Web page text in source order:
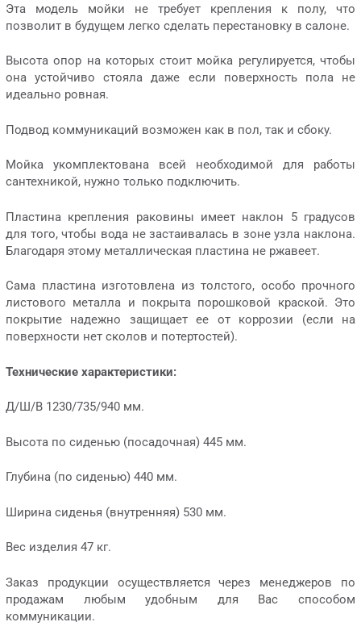
Эта модель мойки не требует крепления к полу, что
позволит в будущем легко сделать перестановку в салоне.
Высота опор на которых стоит мойка регулируется, чтобы
она устойчиво стояла даже если поверхность пола не
идеально ровная.
Подвод коммуникаций возможен как в пол, так и сбоку.
Мойка укомплектована всей необходимой для работы
сантехникой, нужно только подключить.
Пластина крепления раковины имеет наклон 5 градусов
для того, чтобы вода не застаивалась в зоне узла наклона.
Благодаря этому металлическая пластина не ржавеет.
Сама пластина изготовлена из толстого, особо прочного
листового металла и покрыта порошковой краской. Это
покрытие надежно защищает ее от коррозии (если на
поверхности нет сколов и потертостей).
Технические характеристики:
Д/Ш/В 1230/735/940 мм.
Высота по сиденью (посадочная) 445 мм.
Глубина (по сиденью) 440 мм.
Ширина сиденья (внутренняя) 530 мм.
Вес изделия 47 кг.
Заказ продукции осуществляется через менеджеров по
продажам любым удобным для Вас способом
коммуникации.